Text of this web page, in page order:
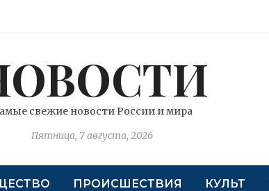
свежие новости России и мира
Пятница, 7 августа, 2026
ПРОИСШЕСТВИЯ КУЛЬТ